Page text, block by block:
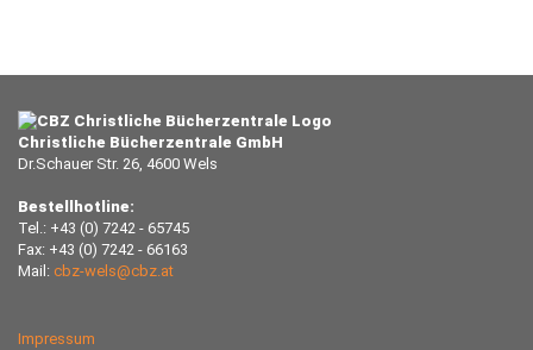
Christliche Bücherzentrale GmbH
Dr.Schauer Str. 26, 4600 Wels
Bestellhotline:
Tel.: +43 (0) 7242 - 65745
Fax: +43 (0) 7242 - 66163
Mail: cbz-wels@cbz.at
Impressum